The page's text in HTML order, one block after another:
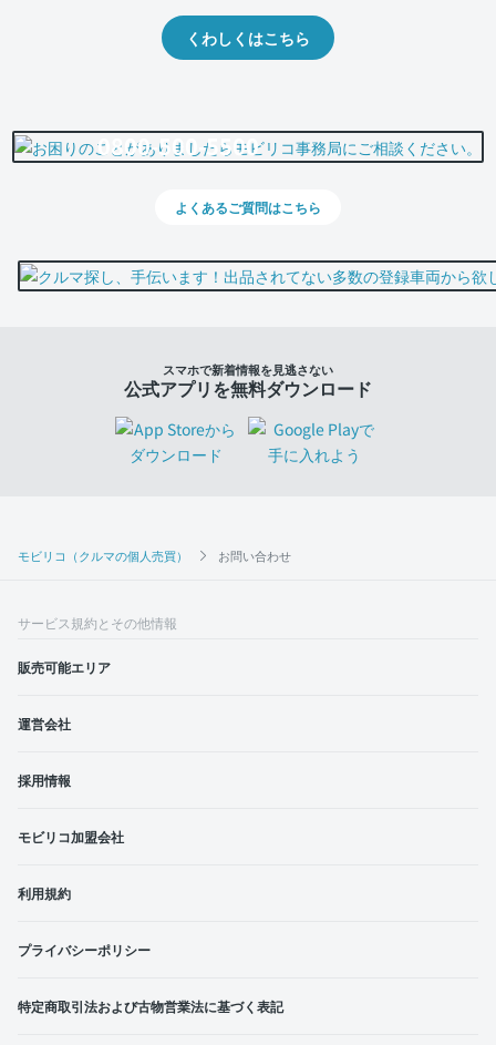
モビリコ（クルマの個人売買） お問い合わせ
くわしくはこちら
0800-500-5500
よくあるご質問はこちら
スマホで新着情報を見逃さない
公式アプリを無料ダウンロード
サービス規約とその他情報
販売可能エリア
運営会社
採用情報
モビリコ加盟会社
利用規約
プライバシーポリシー
特定商取引法および古物営業法に基づく表記